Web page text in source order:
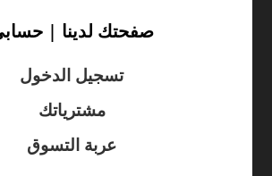
صفحتك لدينا |
تسجيل الدخول
مشترياتك
عربة التسوق